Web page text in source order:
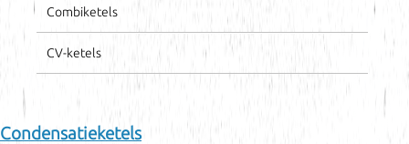
Combiketels
CV-ketels
Condensatieketels